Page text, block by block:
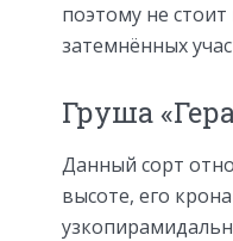
поэтому не
затемнённых
Груша
Данный сорт
высоте, его